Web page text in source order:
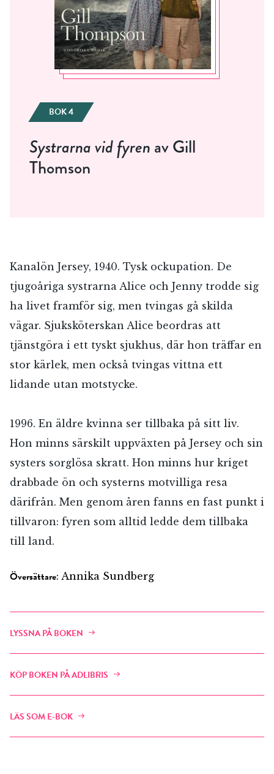
E-post*
BOK 4
Systrarna vid fyrenav Gill
Thomson
Kanalön Jersey, 1940. Tysk ockupation. De
tjugoåriga systrarna Alice och Jenny trodde sig
ha livet framför sig, men tvingas gå skilda
vägar. Sjuksköterskan Alice beordras att
tjänstgöra i ett tyskt sjukhus, där hon träffar en
stor kärlek, men också tvingas vittna ett
lidande utan motstycke.
1996. En äldre kvinna ser tillbaka på sitt liv.
Hon minns särskilt uppväxten på Jersey och sin
systers sorglösa skratt. Hon minns hur kriget
drabbade ön och systerns motvilliga resa
därifrån. Men genom åren fanns en fast punkt i
tillvaron: fyren som alltid ledde dem tillbaka
till land.
Översättare: Annika Sundberg
LYSSNA PÅ BOKEN
KÖP BOKEN PÅ ADLIBRIS
LÄS SOM E-BOK